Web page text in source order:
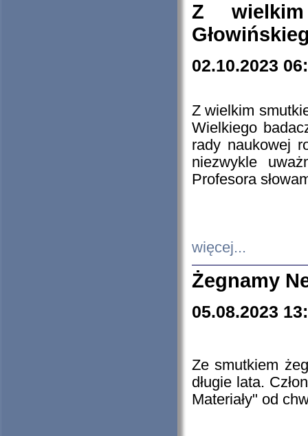
Z
02.10.2023
Z wielkim
Wielkiego
rady naukowej
niezwykle
Profesora
więcej...
Żegnamy
05.08.2023
Ze smutkiem
długie lata.
Materiały" od